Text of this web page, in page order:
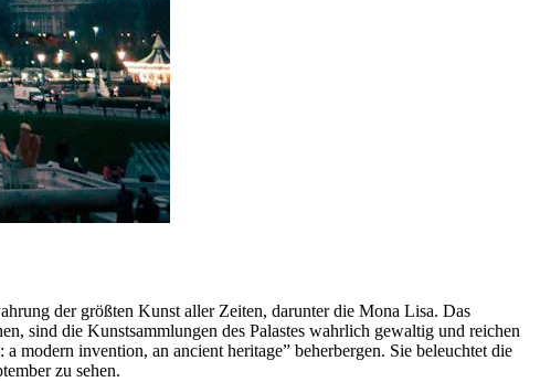
der größten Kunst aller Zeiten, darunter die Mona Lisa. Das
sind die Kunstsammlungen des Palastes wahrlich gewaltig und reichen
invention, an ancient heritage” beherbergen. Sie beleuchtet die
zu sehen.